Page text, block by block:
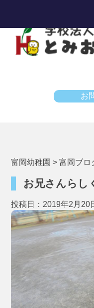
お
富岡幼稚園 >富岡ブロ
お兄さんら
投稿日：2019年2月20